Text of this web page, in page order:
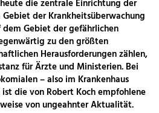
die zentrale Einrichtung der
der Krankheitsüberwachung
Gebiet der gefährlichen
zu den größten
Herausforderungen zählen,
für Ärzte und Ministerien. Bei
– also im Krankenhaus
die von Robert Koch empfohlene
von ungeahnter Aktualität.